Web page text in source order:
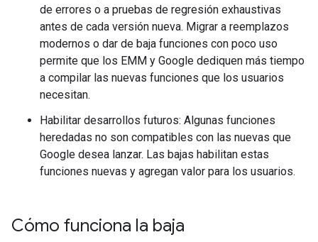
de errores o a pruebas de regresión exhaustivas
antes de cada versión nueva. Migrar a reemplazos
modernos o dar de baja funciones con poco uso
permite que los EMM y Google dediquen más tiempo
a compilar las nuevas funciones que los usuarios
necesitan.
Habilitar desarrollos futuros: Algunas funciones
heredadas no son compatibles con las nuevas que
Google desea lanzar. Las bajas habilitan estas
funciones nuevas y agregan valor para los usuarios.
Cómo funciona la baja